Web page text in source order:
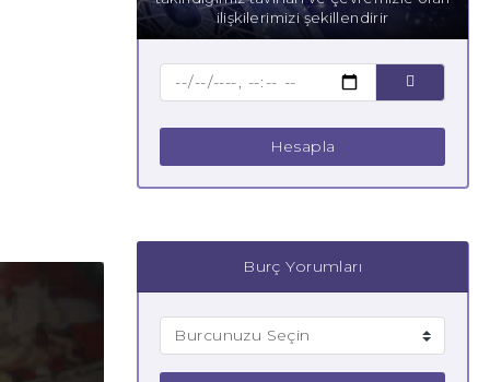
ilişkilerimizi şekillendirir
Hesapla
Burç Yorumları